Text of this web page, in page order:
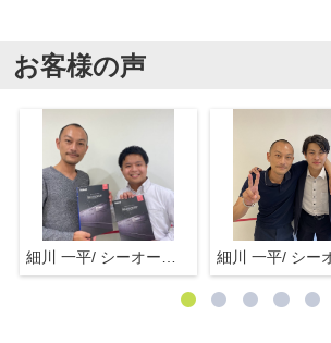
お客様の声